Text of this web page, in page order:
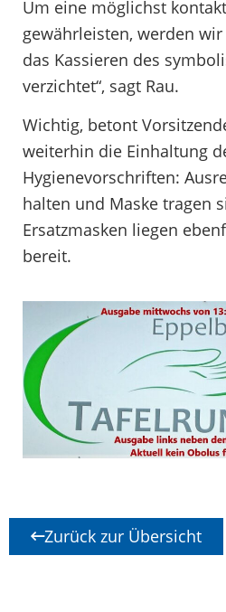
Um eine möglichst
gewährleisten, werden
das Kassieren des
verzichtet“, sagt Rau.
Wichtig, betont
weiterhin die Einhaltung
Hygienevorschriften:
halten und Maske tragen
Ersatzmasken liegen
bereit.
Zurück zur Übersicht